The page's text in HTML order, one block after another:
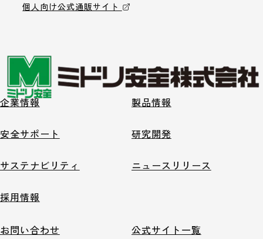
個人向け公式通販サイト
企業情報 製品情報
安全サポート 研究開発
サステナビリティ ニュースリリース
採用情報
お問い合わせ 公式サイト一覧